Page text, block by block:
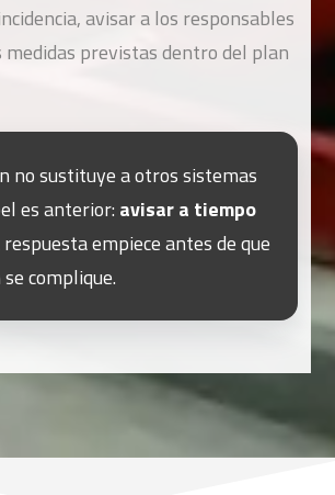
avisar a los responsables
medidas previstas dentro del plan
no sustituye a otros sistemas
es anterior: avisar a tiempo
empiece antes de que
complique.